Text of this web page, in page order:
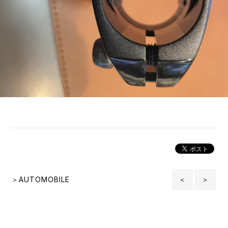
＞AUTOMOBILE ＜ ＞